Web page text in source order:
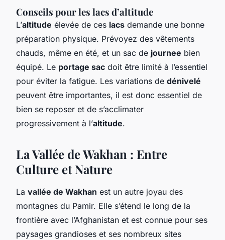
Conseils pour les lacs d’altitude
L’altitude élevée de ces lacs demande une bonne
préparation physique. Prévoyez des vêtements
chauds, même en été, et un sac de journee bien
équipé. Le portage sac doit être limité à l’essentiel
pour éviter la fatigue. Les variations de dénivelé
peuvent être importantes, il est donc essentiel de
bien se reposer et de s’acclimater
progressivement à l’altitude.
La Vallée de Wakhan : Entre
Culture et Nature
La vallée de Wakhan est un autre joyau des
montagnes du Pamir. Elle s’étend le long de la
frontière avec l’Afghanistan et est connue pour ses
paysages grandioses et ses nombreux sites